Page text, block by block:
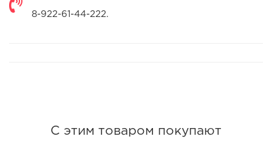
8-922-61-44-222.
С этим товаром покупают